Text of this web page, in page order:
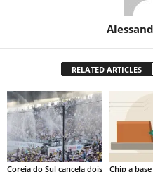
RELATED ARTICLES
Coreia do Sul cancela dois
Chip a